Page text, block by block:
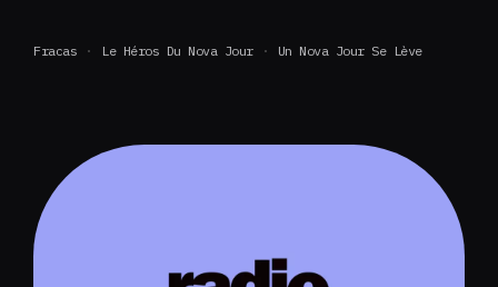
Fracas Le Héros Du Nova Jour Un Nova Jour Se Lève